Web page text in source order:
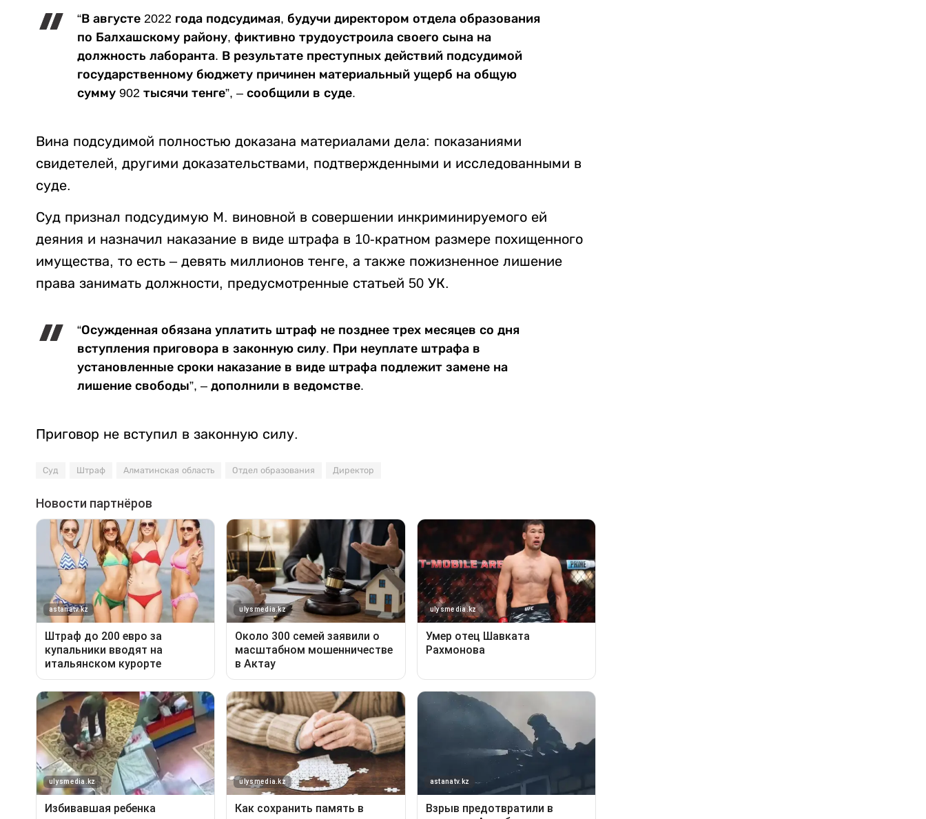
“В августе 2022 года подсудимая, будучи директором отдела образования
по Балхашскому району, фиктивно трудоустроила своего сына на
должность лаборанта. В результате преступных действий подсудимой
государственному бюджету причинен материальный ущерб на общую
сумму 902 тысячи тенге”, – сообщили в суде.
Вина подсудимой полностью доказана материалами дела: показаниями
свидетелей, другими доказательствами, подтвержденными и исследованными в
суде.
Суд признал подсудимую М. виновной в совершении инкриминируемого ей
деяния и назначил наказание в виде штрафа в 10-кратном размере похищенного
имущества, то есть – девять миллионов тенге, а также пожизненное лишение
права занимать должности, предусмотренные статьей 50 УК.
“Осужденная обязана уплатить штраф не позднее трех месяцев со дня
вступления приговора в законную силу. При неуплате штрафа в
установленные сроки наказание в виде штрафа подлежит замене на
лишение свободы”, – дополнили в ведомстве.
Приговор не вступил в законную силу.
Суд Штраф Алматинская область Отдел образования Директор